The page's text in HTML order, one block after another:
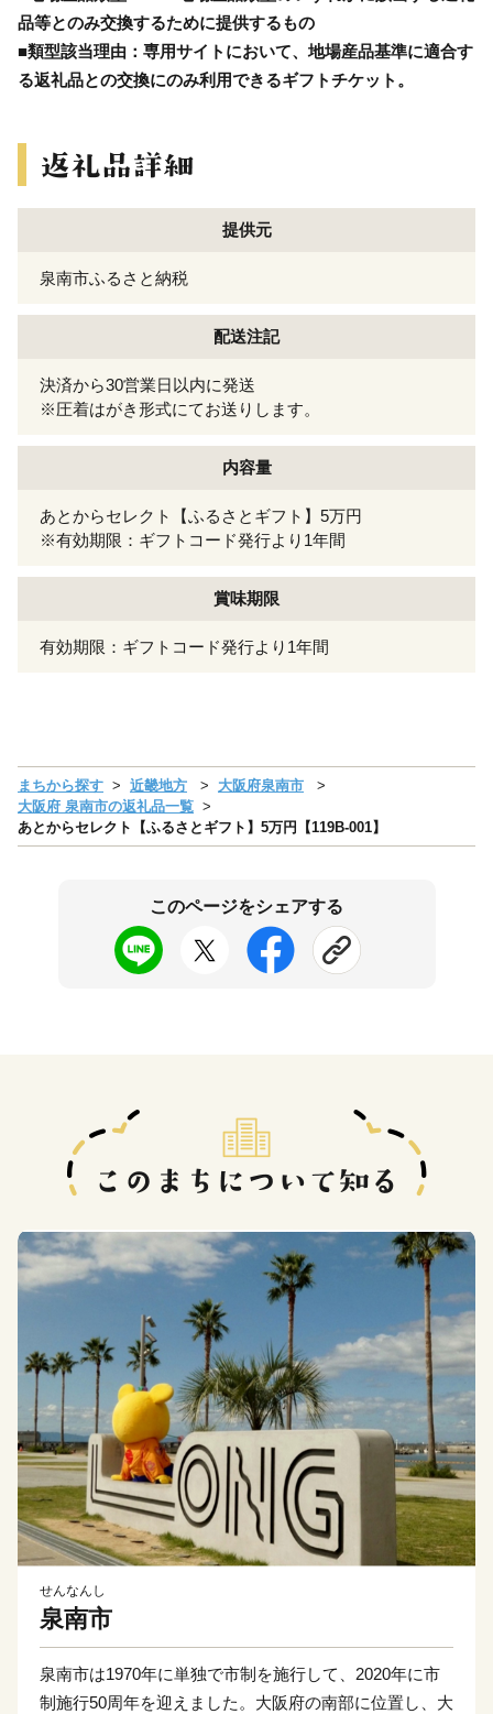
品等とのみ交換するために提供するもの
■類型該当理由：専用サイトにおいて、地場産品基準に適合す
る返礼品との交換にのみ利用できるギフトチケット。
提供元
泉南市ふるさと納税
配送注記
決済から30営業日以内に発送
※圧着はがき形式にてお送りします。
内容量
あとからセレクト【ふるさとギフト】5万円
※有効期限：ギフトコード発行より1年間
賞味期限
有効期限：ギフトコード発行より1年間
まちから探す 近畿地方
大阪府泉南市
大阪府 泉南市の返礼品一覧
あとからセレクト【ふるさとギフト】5万円【119B-001】
このページをシェアする
せんなんし
泉南市
泉南市は1970年に単独で市制を施行して、2020年に市
制施行50周年を迎えました。大阪府の南部に位置し、大